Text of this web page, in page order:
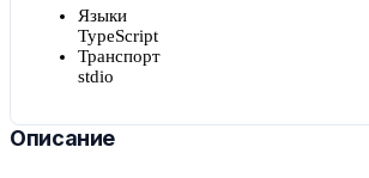
Языки
TypeScript
Транспорт
stdio
Описание